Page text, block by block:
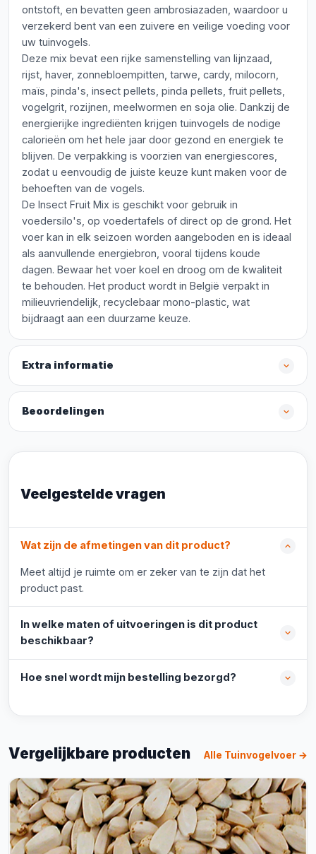
ontstoft, en bevatten geen ambrosiazaden, waardoor u
verzekerd bent van een zuivere en veilige voeding voor
uw tuinvogels.
Deze mix bevat een rijke samenstelling van lijnzaad,
rijst, haver, zonnebloempitten, tarwe, cardy, milocorn,
maïs, pinda's, insect pellets, pinda pellets, fruit pellets,
vogelgrit, rozijnen, meelwormen en soja olie. Dankzij de
energierijke ingrediënten krijgen tuinvogels de nodige
calorieën om het hele jaar door gezond en energiek te
blijven. De verpakking is voorzien van energiescores,
zodat u eenvoudig de juiste keuze kunt maken voor de
behoeften van de vogels.
De Insect Fruit Mix is geschikt voor gebruik in
voedersilo's, op voedertafels of direct op de grond. Het
voer kan in elk seizoen worden aangeboden en is ideaal
als aanvullende energiebron, vooral tijdens koude
dagen. Bewaar het voer koel en droog om de kwaliteit
te behouden. Het product wordt in België verpakt in
milieuvriendelijk, recyclebaar mono-plastic, wat
bijdraagt aan een duurzame keuze.
Extra informatie
Beoordelingen
Veelgestelde vragen
Wat zijn de afmetingen van dit product?
Meet altijd je ruimte om er zeker van te zijn dat het
product past.
In welke maten of uitvoeringen is dit product
beschikbaar?
Hoe snel wordt mijn bestelling bezorgd?
Vergelijkbare producten Alle Tuinvogelvoer →